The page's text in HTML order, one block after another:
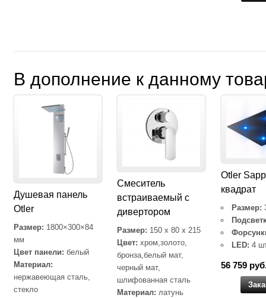
В дополнение к данному
Душевая панель
Otler
Размер: 1800×300×84
мм
Цвет панели: белый
Материал:
нержавеющая сталь,
стекло
Cмеситель
встраиваемый с
дивертором
Размер: 150 x 80 x 215
Цвет: хром,золото,
бронза,белый мат,
черный мат,
шлифованная сталь
Материал: латунь
Otler
квадрат
Размер:
LED: 4
56 759